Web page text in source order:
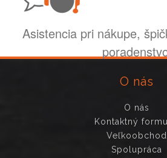
Asistencia pri nákupe,
O nás
O nás
Kontaktný
Veľkoobchod
Spolupráca